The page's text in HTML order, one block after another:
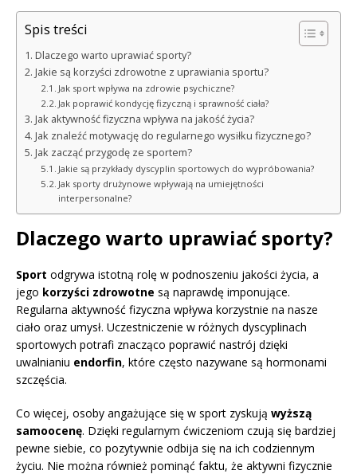
Spis treści
Dlaczego warto uprawiać sporty?
Jakie są korzyści zdrowotne z uprawiania sportu?
Jak sport wpływa na zdrowie psychiczne?
Jak poprawić kondycję fizyczną i sprawność ciała?
Jak aktywność fizyczna wpływa na jakość życia?
Jak znaleźć motywację do regularnego wysiłku fizycznego?
Jak zacząć przygodę ze sportem?
Jakie są przykłady dyscyplin sportowych do wypróbowania?
Jak sporty drużynowe wpływają na umiejętności
interpersonalne?
Dlaczego warto uprawiać sporty?
Sport odgrywa istotną rolę w podnoszeniu jakości życia, a
jego korzyści zdrowotne są naprawdę imponujące.
Regularna aktywność fizyczna wpływa korzystnie na nasze
ciało oraz umysł. Uczestniczenie w różnych dyscyplinach
sportowych potrafi znacząco poprawić nastrój dzięki
uwalnianiu endorfin, które często nazywane są hormonami
szczęścia.
Co więcej, osoby angażujące się w sport zyskują wyższą
samoocenę. Dzięki regularnym ćwiczeniom czują się bardziej
pewne siebie, co pozytywnie odbija się na ich codziennym
życiu. Nie można również pominąć faktu, że aktywni fizycznie